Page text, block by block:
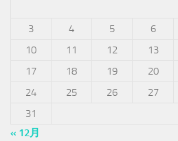
3
4 5 6
10
11 12 13
17
18 19 20
24
25 26 27
31
« 12月